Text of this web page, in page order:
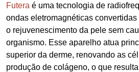
Futera é uma tecnologia de
ondas eletromagnéticas
o rejuvenescimento da pele sem
organismo. Esse aparelho atua
superior da derme, renovando as
produção de colágeno, o que